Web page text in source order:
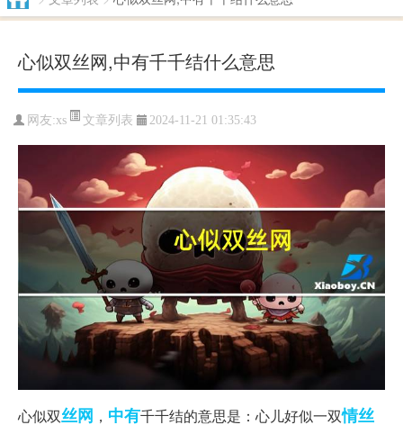
心似双丝网,中有千千结什么意思
网友:xs 文章列表 2024-11-21 01:35:43
心似双丝网 ， 中有千千结的意思是：心儿好似一双情丝